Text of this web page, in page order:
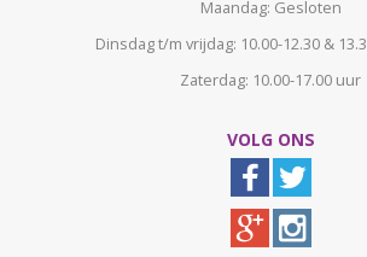
Maandag: Gesloten
Dinsdag t/m vrijdag: 10.00-12.30 &
Zaterdag: 10.00-17.00 uur
VOLG ONS